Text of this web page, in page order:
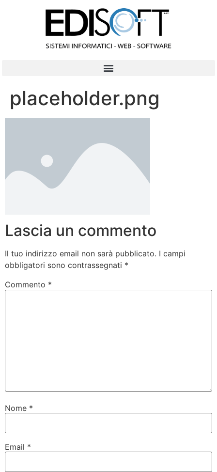
placeholder.png
Lascia un commento
Il tuo indirizzo email non sarà pubblicato. I campi
obbligatori sono contrassegnati *
Commento *
Nome *
Email *